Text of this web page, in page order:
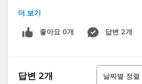
Month（問題なし）
Quarter （月が表示されてしまう）
더 보기
좋아요 0개 답변 2개
답변 2개
정렬
날짜별 정렬